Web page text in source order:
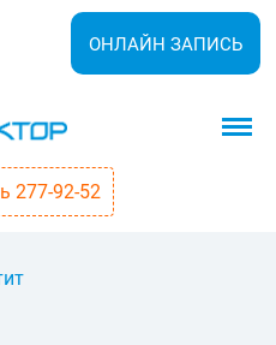
ОНЛАЙН ЗАПИСЬ
277-92-52